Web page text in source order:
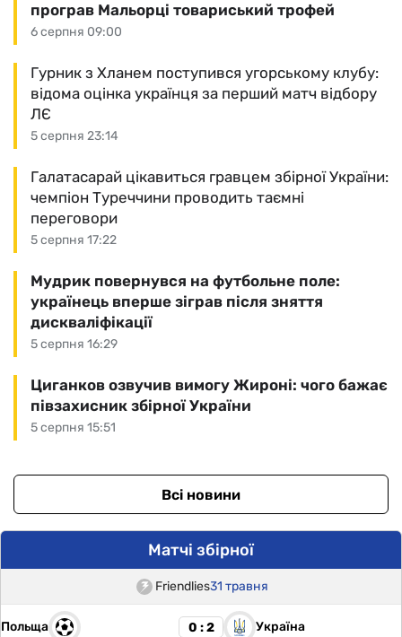
6 серпня 09:00
програв Мальорці товариський трофей
5 серпня 23:14
Гурник з Хланем поступився угорському клубу:
відома оцінка українця за перший матч відбору
ЛЄ
5 серпня 17:22
Галатасарай цікавиться гравцем збірної України:
чемпіон Туреччини проводить таємні
переговори
5 серпня 16:29
Мудрик повернувся на футбольне поле:
українець вперше зіграв після зняття
дискваліфікації
5 серпня 15:51
Циганков озвучив вимогу Жироні: чого бажає
півзахисник збірної України
Всі новини
Матчі збірної
Friendlies31 травня
Польща 0 : 2 Україна